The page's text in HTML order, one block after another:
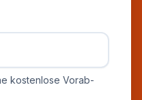
kostenlose Vorab-